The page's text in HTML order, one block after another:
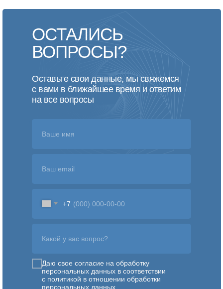
Ваше имя
Ваш email
+7
Какой у вас вопрос?
Даю свое согласие на обработку
персональных данных в соответствии
с политикой в отношении обработки
персональных данных
ОСТАЛИСЬ
ВОПРОСЫ?
Оставьте свои данные, мы свяжемся
с вами в ближайшее время и ответим
на все вопросы